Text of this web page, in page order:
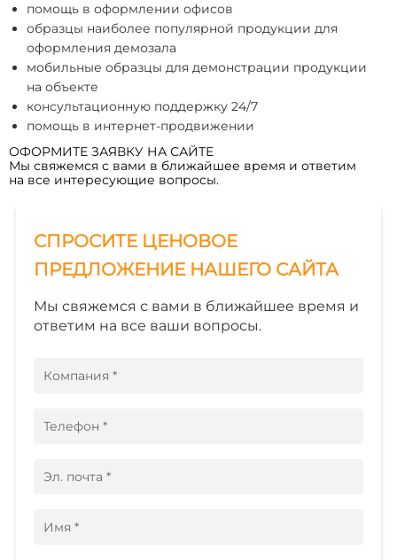
помощь в оформлении офисов
образцы наиболее популярной продукции для
оформления демозала
мобильные образцы для демонстрации продукции
на объекте
консультационную поддержку 24/7
помощь в интернет-продвижении
ОФОРМИТЕ ЗАЯВКУ НА САЙТЕ
Мы свяжемся с вами в ближайшее время и ответим
на все интересующие вопросы.
СПРОСИТЕ ЦЕНОВОЕ
ПРЕДЛОЖЕНИЕ НАШЕГО САЙТА
Мы свяжемся с вами в ближайшее время и
ответим на все ваши вопросы.